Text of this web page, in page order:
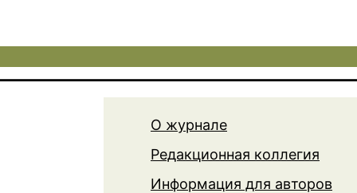
О журнале
Редакционная коллегия
Информация для авторов